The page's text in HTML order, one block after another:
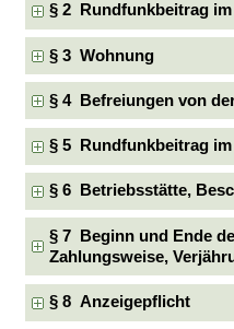
§ 2 Rundfunkbeitrag
§ 3 Wohnung
§ 4 Befreiungen von
§ 5 Rundfunkbeitrag
§ 6 Betriebsstätte,
§ 7 Beginn und Ende
Zahlungsweise,
§ 8 Anzeigepflicht